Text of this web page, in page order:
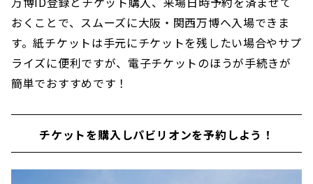
おくことで、スムーズに大阪・関西万博へ入場できま
す。紙チケットは手元にチケットを残したい場合やサプ
ライズに便利ですが、電子チケットのほうが手続きが
簡単でおすすめです！
チケットを購入しパビリオンを予約しよう！